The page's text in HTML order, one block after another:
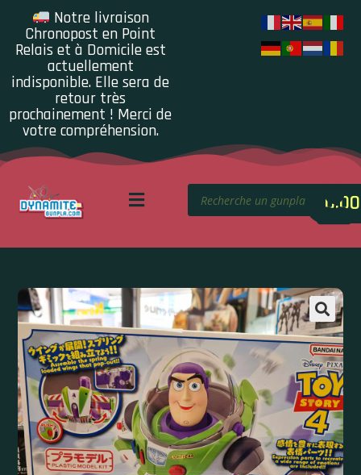
Notre livraison
Chronopost en Point
Relais et à Domicile est
actuellement
indisponible. Elle sera de
retour très
prochainement ! Merci de
votre compréhension.
0.00